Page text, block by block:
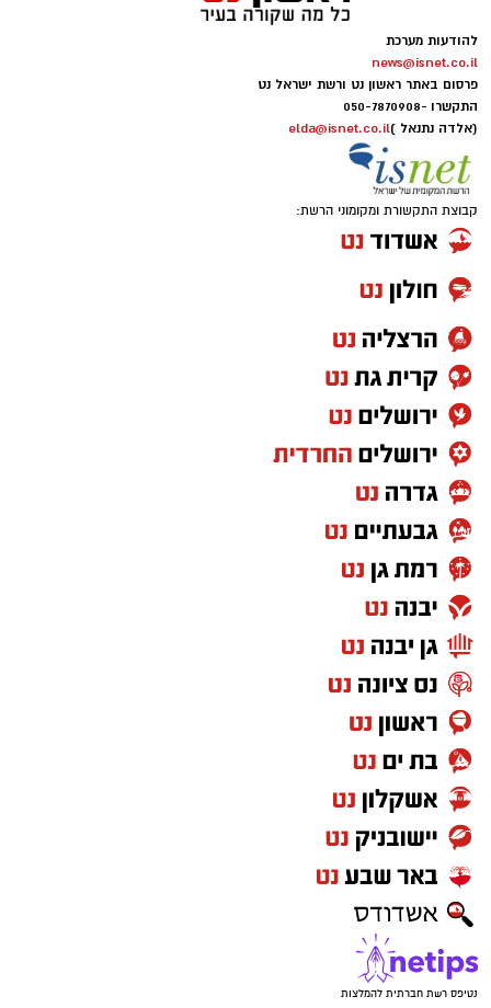
להודעות מערכת
news@isnet.co.il
פרסום באתר ראשון נט ורשת ישראל נט
התקשרו -050-7870908
(אלדה נתנאל )elda@isnet.co.il
קבוצת התקשורת ומקומוני הרשת:
נטיפס רשת חברתית להמלצות